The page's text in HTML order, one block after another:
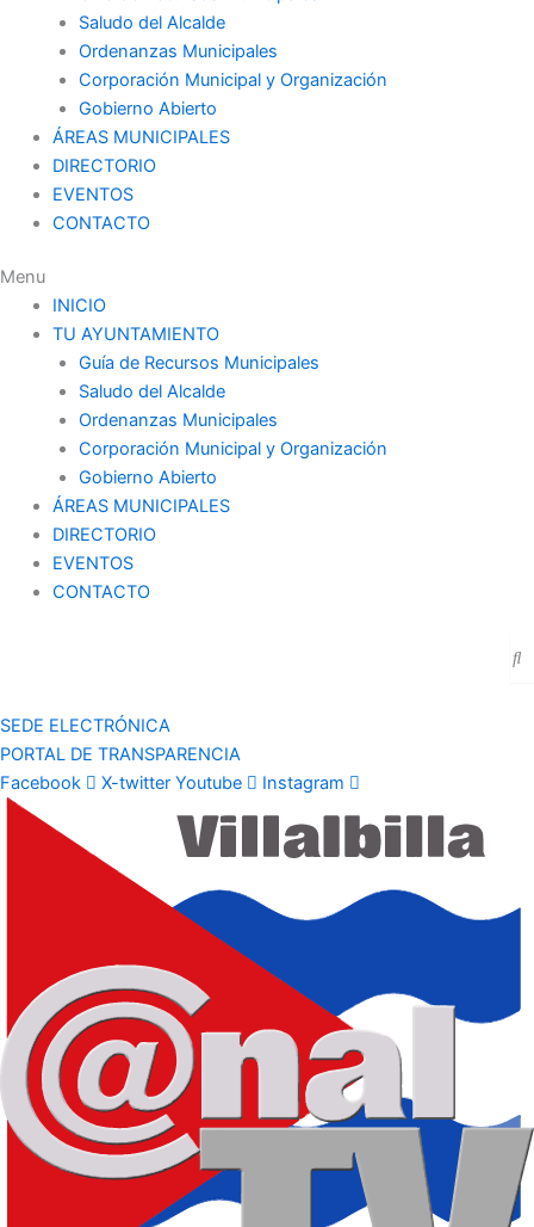
Saludo del Alcalde
Ordenanzas Municipales
Corporación Municipal y Organización
Gobierno Abierto
ÁREAS MUNICIPALES
DIRECTORIO
EVENTOS
CONTACTO
Menu
INICIO
TU AYUNTAMIENTO
Guía de Recursos Municipales
Saludo del Alcalde
Ordenanzas Municipales
Corporación Municipal y Organización
Gobierno Abierto
ÁREAS MUNICIPALES
DIRECTORIO
EVENTOS
CONTACTO
SEDE ELECTRÓNICA
PORTAL DE TRANSPARENCIA
Facebook
X-twitter Youtube Instagram